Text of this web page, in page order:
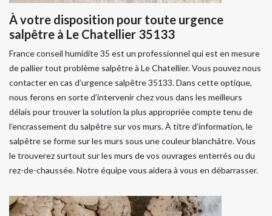
À votre disposition pour toute urgence
salpêtre à Le Chatellier 35133
France conseil humidite 35 est un professionnel qui est en mesure
de pallier tout problème salpêtre à Le Chatellier. Vous pouvez nous
contacter en cas d’urgence salpêtre 35133. Dans cette optique,
nous ferons en sorte d’intervenir chez vous dans les meilleurs
délais pour trouver la solution la plus appropriée compte tenu de
l’encrassement du salpêtre sur vos murs. À titre d’information, le
salpêtre se forme sur les murs sous une couleur blanchâtre. Vous
le trouverez surtout sur les murs de vos ouvrages enterrés ou du
rez-de-chaussée. Notre équipe vous aidera à vous en débarrasser.